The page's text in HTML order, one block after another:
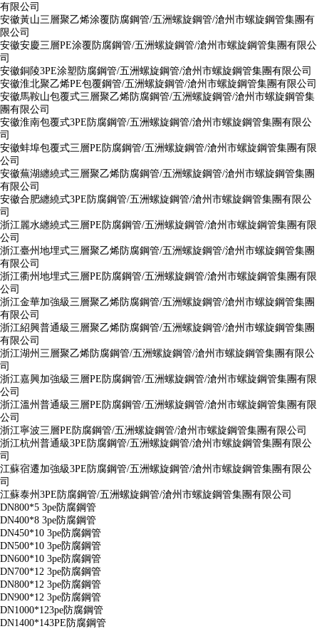
有限公司
安徽黃山三層聚乙烯涂覆防腐鋼管/五洲螺旋鋼管/滄州市螺旋鋼管集團有
限公司
安徽安慶三層PE涂覆防腐鋼管/五洲螺旋鋼管/滄州市螺旋鋼管集團有限公
司
安徽銅陵3PE涂塑防腐鋼管/五洲螺旋鋼管/滄州市螺旋鋼管集團有限公司
安徽淮北聚乙烯PE包覆鋼管/五洲螺旋鋼管/滄州市螺旋鋼管集團有限公司
安徽馬鞍山包覆式三層聚乙烯防腐鋼管/五洲螺旋鋼管/滄州市螺旋鋼管集
團有限公司
安徽淮南包覆式3PE防腐鋼管/五洲螺旋鋼管/滄州市螺旋鋼管集團有限公
司
安徽蚌埠包覆式三層PE防腐鋼管/五洲螺旋鋼管/滄州市螺旋鋼管集團有限
公司
安徽蕪湖纏繞式三層聚乙烯防腐鋼管/五洲螺旋鋼管/滄州市螺旋鋼管集團
有限公司
安徽合肥纏繞式3PE防腐鋼管/五洲螺旋鋼管/滄州市螺旋鋼管集團有限公
司
浙江麗水纏繞式三層PE防腐鋼管/五洲螺旋鋼管/滄州市螺旋鋼管集團有限
公司
浙江臺州地埋式三層聚乙烯防腐鋼管/五洲螺旋鋼管/滄州市螺旋鋼管集團
有限公司
浙江衢州地埋式三層PE防腐鋼管/五洲螺旋鋼管/滄州市螺旋鋼管集團有限
公司
浙江金華加強級三層聚乙烯防腐鋼管/五洲螺旋鋼管/滄州市螺旋鋼管集團
有限公司
浙江紹興普通級三層聚乙烯防腐鋼管/五洲螺旋鋼管/滄州市螺旋鋼管集團
有限公司
浙江湖州三層聚乙烯防腐鋼管/五洲螺旋鋼管/滄州市螺旋鋼管集團有限公
司
浙江嘉興加強級三層PE防腐鋼管/五洲螺旋鋼管/滄州市螺旋鋼管集團有限
公司
浙江溫州普通級三層PE防腐鋼管/五洲螺旋鋼管/滄州市螺旋鋼管集團有限
公司
浙江寧波三層PE防腐鋼管/五洲螺旋鋼管/滄州市螺旋鋼管集團有限公司
浙江杭州普通級3PE防腐鋼管/五洲螺旋鋼管/滄州市螺旋鋼管集團有限公
司
江蘇宿遷加強級3PE防腐鋼管/五洲螺旋鋼管/滄州市螺旋鋼管集團有限公
司
江蘇泰州3PE防腐鋼管/五洲螺旋鋼管/滄州市螺旋鋼管集團有限公司
DN800*5 3pe防腐鋼管
DN400*8 3pe防腐鋼管
DN450*10 3pe防腐鋼管
DN500*10 3pe防腐鋼管
DN600*10 3pe防腐鋼管
DN700*12 3pe防腐鋼管
DN800*12 3pe防腐鋼管
DN900*12 3pe防腐鋼管
DN1000*123pe防腐鋼管
DN1400*143PE防腐鋼管